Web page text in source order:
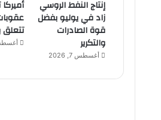
إنتاج النفط الروسي
زاد في يوليو بفضل
قوة الصادرات
والتكرير
أغسطس 7, 2026
تتعلق
أغسطس 7,